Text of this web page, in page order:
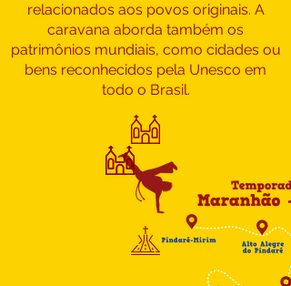
relacionados aos povos originais. A
caravana aborda também os
patrimônios mundiais, como cidades ou
bens reconhecidos pela Unesco em
todo o Brasil.